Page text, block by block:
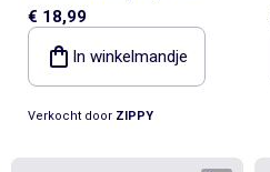
Minnie-motief
€ 18,99
In winkelmandje
Verkocht door ZIPPY